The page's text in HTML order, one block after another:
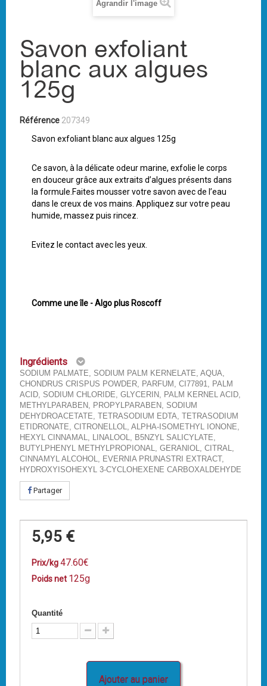
Agrandir l'image
Savon exfoliant
blanc aux algues
125g
Référence 207349
Savon exfoliant blanc aux algues 125g
Ce savon, à la délicate odeur marine, exfolie le corps
en douceur grâce aux extraits d’algues présents dans
la formule.Faites mousser votre savon avec de l’eau
dans le creux de vos mains. Appliquez sur votre peau
humide, massez puis rincez.
Evitez le contact avec les yeux.
Comme une île - Algo plus Roscoff
Ingrédients
SODIUM PALMATE, SODIUM PALM KERNELATE, AQUA,
CHONDRUS CRISPUS POWDER, PARFUM, CI77891, PALM
ACID, SODIUM CHLORIDE, GLYCERIN, PALM KERNEL ACID,
METHYLPARABEN, PROPYLPARABEN, SODIUM
DEHYDROACETATE, TETRASODIUM EDTA, TETRASODIUM
ETIDRONATE, CITRONELLOL, ALPHA-ISOMETHYL IONONE,
HEXYL CINNAMAL, LINALOOL, B5NZYL SALICYLATE,
BUTYLPHENYL METHYLPROPIONAL, GERANIOL, CITRAL,
CINNAMYL ALCOHOL, EVERNIA PRUNASTRI EXTRACT,
HYDROXYISOHEXYL 3-CYCLOHEXENE CARBOXALDEHYDE
Partager
5,95 €
Prix/kg47.60€
Poids net 125g
Quantité
Ajouter au panier